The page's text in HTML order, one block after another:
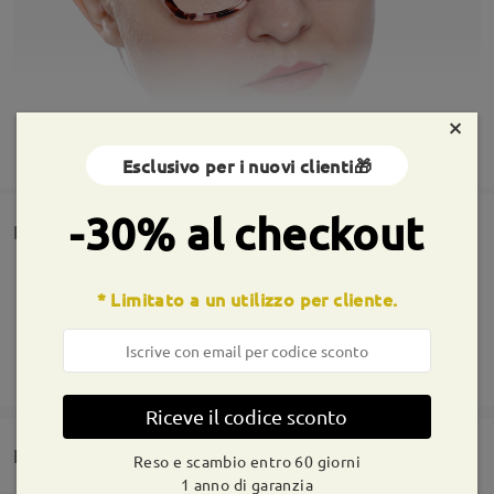
MOSTRA DI PIÙ
Rencesioni dei clienti
essere soddisfatti.
Scrivi una recensione
Domande e risposte
×
Esclusivo per i nuovi clienti🎁
-30% al checkout
* Limitato a un utilizzo per cliente.
Riceve il codice sconto
Reso e scambio entro 60 giorni
1 anno di garanzia